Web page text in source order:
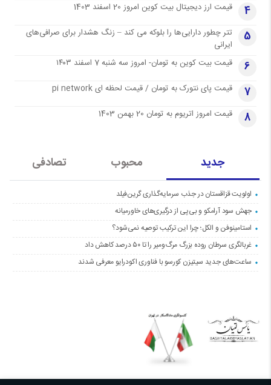
4 قیمت ارز دیجیتال بیت کوین امروز 20 اسفند 1403
5
تتر چطور دارایی‌ها را بلوکه می کند – زنگ هشدار برای صرافی‌های
ایرانی
6 قیمت بیت کوین به تومان- امروز سه شنبه 7 اسفند ۱۴۰۳
7 قیمت پای نتورک به تومان / قیمت لحظه ای pi network
8 قیمت امروز اتریوم به تومان 20 بهمن 1403
جدید محبوب تصادفی
اولویت قزاقستان در جذب سرمایه‌گذاری گرین‌فیلد
جهش سود آرامکو و بی‌پی از درگیری‌های خاورمیانه
استامینوفن و الکل؛ چرا این ترکیب توصیه نمی‌شود؟
غربالگری سرطان روده بزرگ مرگ‌ومیر را تا ۵۰ درصد کاهش داد
ساعت‌های جدید سیتیزن کورسو با فناوری اکودرایو معرفی شدند